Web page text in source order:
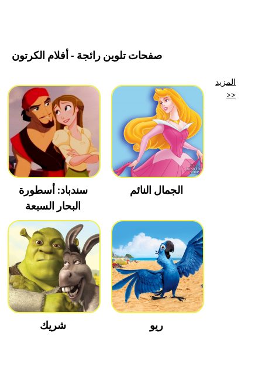
صفحات تلوين رائجة - أفلام الكرتون
سندباد: أسطورة
البحار السبعة
الجمال النائم
شريك ريو
المزيد
>>